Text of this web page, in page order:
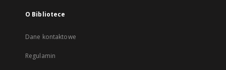
O Bibliotece
Dane kontaktowe
Regulamin